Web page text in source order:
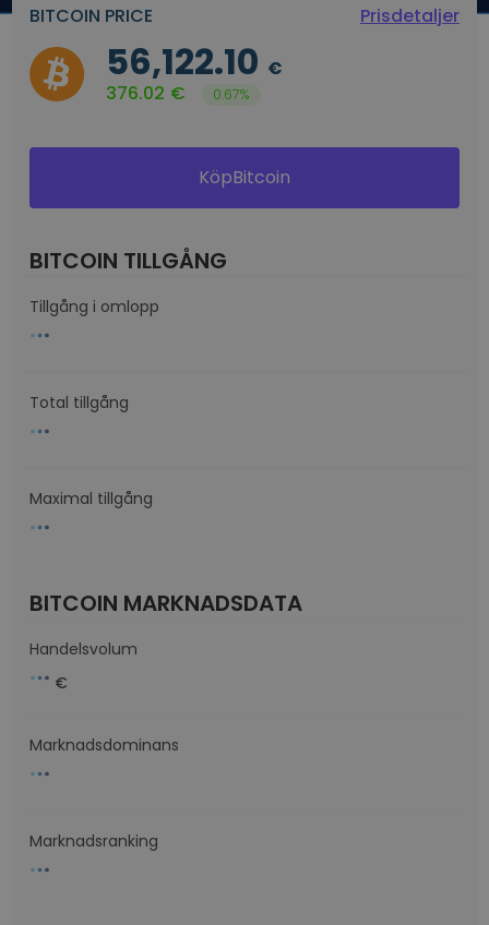
BITCOIN PRICE Prisdetaljer
56,122.10 €
376.02 € 0.67%
KöpBitcoin
BITCOIN TILLGÅNG
Tillgång i omlopp
Total tillgång
Maximal tillgång
BITCOIN MARKNADSDATA
Handelsvolum
€
Marknadsdominans
Marknadsranking